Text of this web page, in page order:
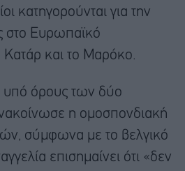
κατηγορούνται για την
στο Ευρωπαϊκό
Κατάρ και το Μαρόκο.
υπό όρους των δύο
η ομοσπονδιακή
σύμφωνα με το βελγικό
επισημαίνει ότι «δεν